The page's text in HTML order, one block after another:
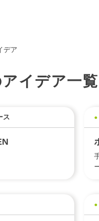
デア
イデア一覧
ス